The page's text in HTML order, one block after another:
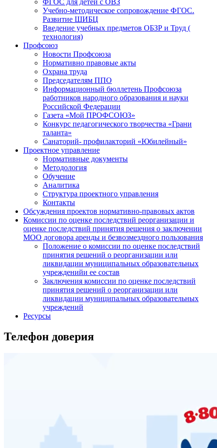
ФГОС для детей с ОВЗ
Учебно-методическое сопровождение ФГОС.
Развитие ШИБЦ
Введение учебных предметов ОБЗР и Труд (
технология)
Профсоюз
Новости Профсоюза
Нормативно правовые акты
Охрана труда
Председателям ППО
Информационный бюллетень Профсоюза
работников народного образования и науки
Российской Федерации
Газета «Мой ПРОФСОЮЗ»
Конкурс педагогического творчества «Грани
таланта»
Санаторий- профилакторий «Юбилейный»
Проектное управление
Нормативные документы
Методология
Обучение
Аналитика
Структура проектного управления
Контакты
Обсуждения проектов нормативно-правовых актов
Комиссии по оценке последствий реорганизации и
оценке последствий принятия решения о заключении
МОО договора аренды и безвозмездного пользования
Положение о комиссии по оценке последствий
принятия решений о реорганизации или
ликвидации муниципальных образовательных
учрежденийи ее состав
Заключения комиссии по оценке последствий
принятия решений о реорганизации или
ликвидации муниципальных образовательных
учреждений
Ресурсы
Телефон доверия